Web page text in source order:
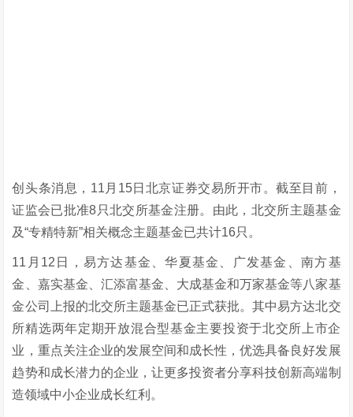
创头条消息，11月15日北京证券交易所开市。截至目前，
证监会已批准8只北交所基金注册。由此，北交所主题基金
及“专精特新”相关概念主题基金已共计16只。
11月12日，易方达基金、华夏基金、广发基金、南方基
金、嘉实基金、汇添富基金、大成基金和万家基金等八家基
金公司上报的北交所主题基金已正式获批。其中易方达北交
所精选两年定期开放混合型基金主要投资于北交所上市企
业，重点关注企业的发展空间和成长性，优选具备良好发展
趋势和成长潜力的企业，让更多投资者分享科技创新高端制
造领域中小企业成长红利。